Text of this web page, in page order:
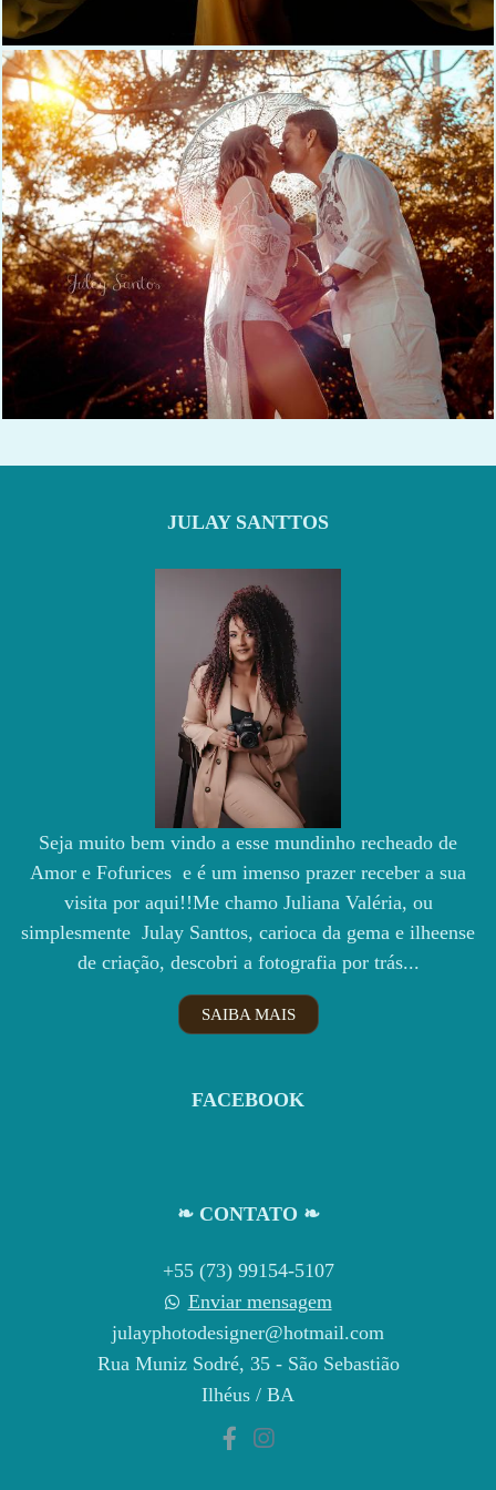
883
1493
JULAY SANTTOS
Seja muito bem vindo a esse mundinho recheado de
Amor e Fofurices e é um imenso prazer receber a sua
visita por aqui!!Me chamo Juliana Valéria, ou
simplesmente Julay Santtos, carioca da gema e ilheense
de criação, descobri a fotografia por trás...
SAIBA MAIS
FACEBOOK
❧ CONTATO ❧
+55 (73) 99154-5107
Enviar mensagem
julayphotodesigner@hotmail.com
Rua Muniz Sodré, 35 - São Sebastião
Ilhéus / BA